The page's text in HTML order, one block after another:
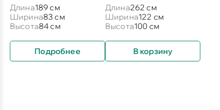
Длина189 см
Ширина83 см
Высота84 см
Подробнее
Длина262 см
Ширина122 см
Высота100 см
В корзину